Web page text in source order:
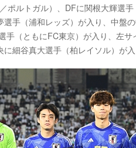
ポルトガル）、DFに関根大輝選
手（浦和レッズ）が入り、中盤
手（ともにFC東京）が入り、左
細谷真大選手（柏レイソル）が入